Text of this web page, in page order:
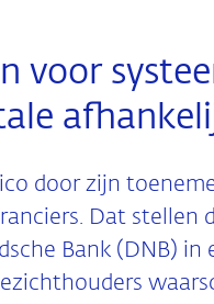
voor
door zijn
Dat stellen
Bank (DNB) in